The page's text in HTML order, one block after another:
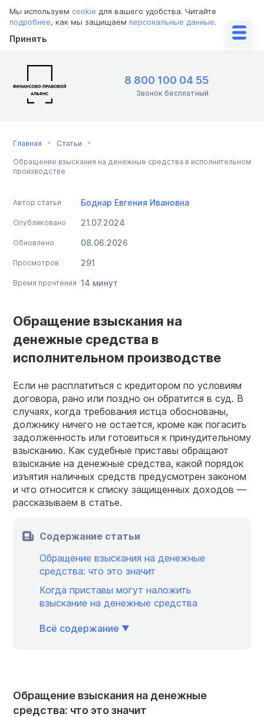
Мы используем cookie для вашего удобства. Читайте
подробнее, как мы защищаем персональные данные.
Принять
8 800 100 04 55
Звонок бесплатный
Главная Статьи
Обращение взыскания на денежные средства в исполнительном
производстве
Автор статьи Боднар Евгения Ивановна
Опубликовано 21.07.2024
Обновлено 08.06.2026
Просмотров 291
Время прочтения 14 минут
Обращение взыскания на
денежные средства в
исполнительном производстве
Если не расплатиться с кредитором по условиям
договора, рано или поздно он обратится в суд. В
случаях, когда требования истца обоснованы,
должнику ничего не остается, кроме как погасить
задолженность или готовиться к принудительному
взысканию. Как судебные приставы обращают
взыскание на денежные средства, какой порядок
изъятия наличных средств предусмотрен законом
и что относится к списку защищенных доходов —
рассказываем в статье.
Содержание статьи
Обращение взыскания на денежные
средства: что это значит
Когда приставы могут наложить
взыскание на денежные средства
Всё содержание
Обращение взыскания на денежные
средства: что это значит